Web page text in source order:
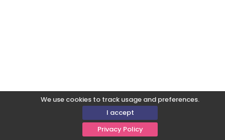
We use cookies to track usage and preferences.
I accept
Privacy Policy